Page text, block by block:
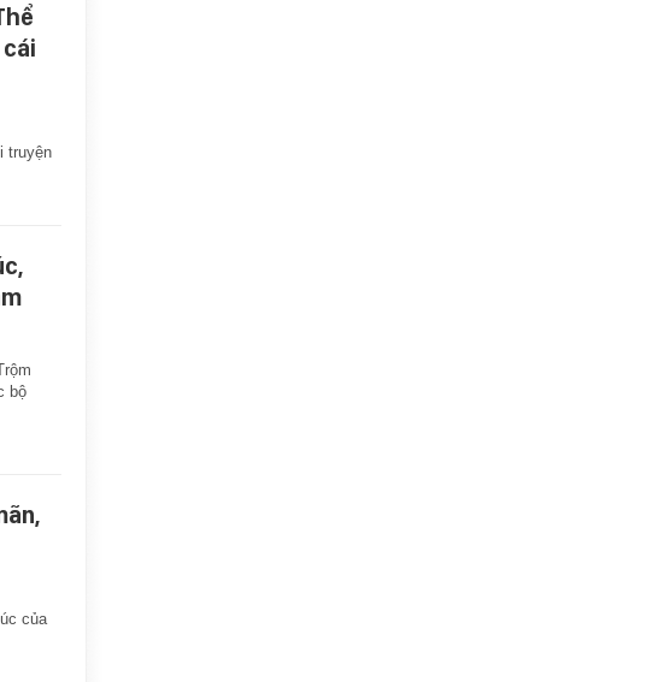
truyện
bộ
của